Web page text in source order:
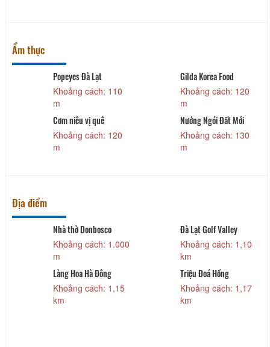
Ẩm thực
Popeyes Đà Lạt
Khoảng cách: 110
m
Gilda Korea Food
Khoảng cách: 120
m
Cơm niêu vị quê
Khoảng cách: 120
m
Nướng Ngói Đất Mới
Khoảng cách: 130
m
Địa điểm
Nhà thờ Donbosco
Khoảng cách: 1.000
m
Đà Lạt Golf Valley
Khoảng cách: 1,10
km
Làng Hoa Hà Đông
Khoảng cách: 1,15
km
Triệu Đoá Hồng
Khoảng cách: 1,17
km